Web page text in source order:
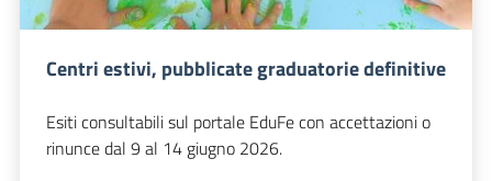
Centri estivi, pubblicate graduatorie definitive
Esiti consultabili sul portale EduFe con accettazioni o
rinunce dal 9 al 14 giugno 2026.